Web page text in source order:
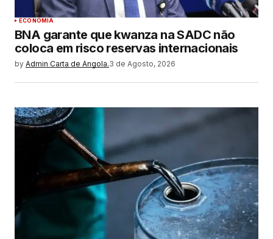
ECONOMIA
BNA garante que kwanza na SADC não
coloca em risco reservas internacionais
by Admin Carta de Angola.3 de Agosto, 2026